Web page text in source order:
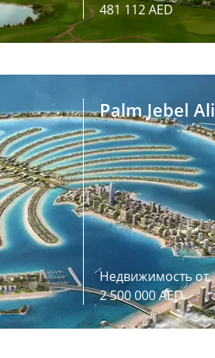
481 112 AED
Palm Jebel Ali
Недвижимость от
2 500 000 AED